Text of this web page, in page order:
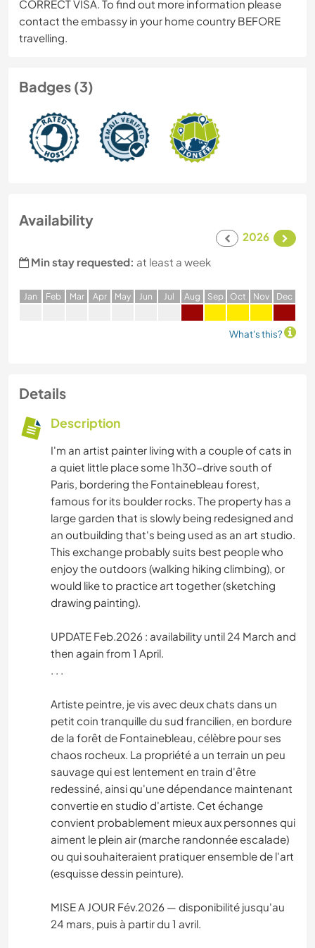
CORRECT VISA. To find out more information please
contact the embassy in your home country BEFORE
travelling.
Badges (3)
Availability
2026
Min stay requested: at least a week
Jan Feb Mar Apr May Jun Jul Aug Sep Oct Nov Dec
What's this?
Details
Description
I'm an artist painter living with a couple of cats in
a quiet little place some 1h30-drive south of
Paris, bordering the Fontainebleau forest,
famous for its boulder rocks. The property has a
large garden that is slowly being redesigned and
an outbuilding that's being used as an art studio.
This exchange probably suits best people who
enjoy the outdoors (walking hiking climbing), or
would like to practice art together (sketching
drawing painting).
UPDATE Feb.2026 : availability until 24 March and
then again from 1 April.
. . .
Artiste peintre, je vis avec deux chats dans un
petit coin tranquille du sud francilien, en bordure
de la forêt de Fontainebleau, célèbre pour ses
chaos rocheux. La propriété a un terrain un peu
sauvage qui est lentement en train d'être
redessiné, ainsi qu'une dépendance maintenant
convertie en studio d'artiste. Cet échange
convient probablement mieux aux personnes qui
aiment le plein air (marche randonnée escalade)
ou qui souhaiteraient pratiquer ensemble de l'art
(esquisse dessin peinture).
MISE A JOUR Fév.2026 — disponibilité jusqu'au
24 mars, puis à partir du 1 avril.